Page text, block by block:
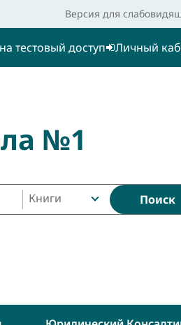
Версия для
тестовый доступ Личный
№1
Книги Поиск